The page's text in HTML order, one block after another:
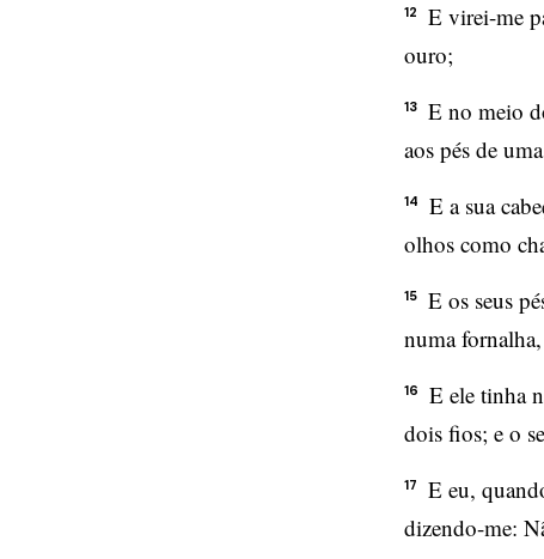
12
E virei-me
ouro;
13
E no meio
aos pés de
14
E a sua
olhos como
15
E os seus
numa
16
E ele tinha
dois fios; e o
17
E eu,
dizendo-me: